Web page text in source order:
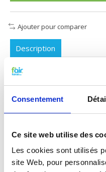
Consentement
Ce site web utilise des
Les cookies sont utilisés
site Web, pour
Ajouter pour comparer
Description